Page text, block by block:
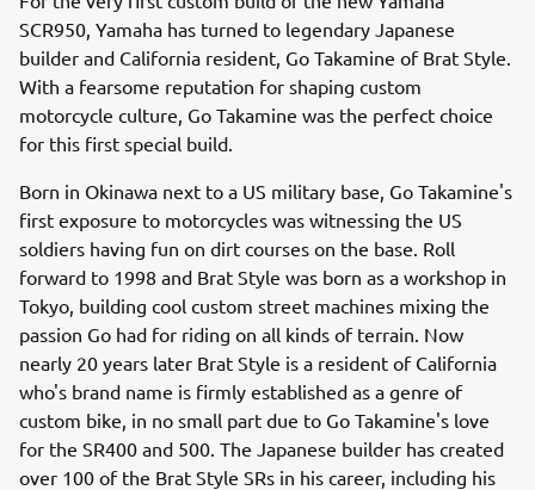
SCR950, Yamaha has turned to legendary Japanese
builder and California resident, Go Takamine of Brat Style.
With a fearsome reputation for shaping custom
motorcycle culture, Go Takamine was the perfect choice
for this first special build.
Born in Okinawa next to a US military base, Go Takamine's
first exposure to motorcycles was witnessing the US
soldiers having fun on dirt courses on the base. Roll
forward to 1998 and Brat Style was born as a workshop in
Tokyo, building cool custom street machines mixing the
passion Go had for riding on all kinds of terrain. Now
nearly 20 years later Brat Style is a resident of California
who's brand name is firmly established as a genre of
custom bike, in no small part due to Go Takamine's love
for the SR400 and 500. The Japanese builder has created
over 100 of the Brat Style SRs in his career, including his